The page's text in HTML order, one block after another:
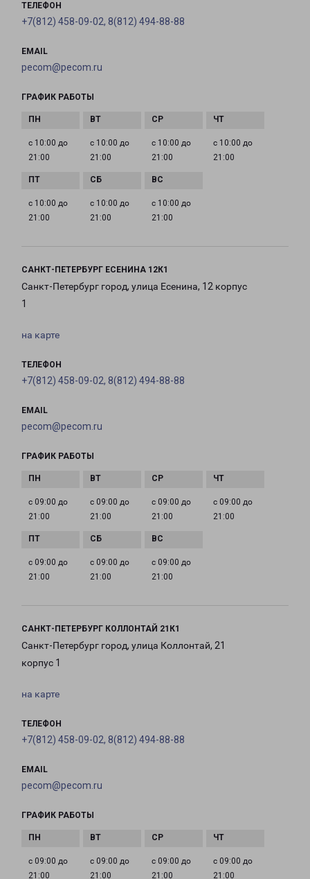
ТЕЛЕФОН
+7(812) 458-09-02, 8(812) 494-88-88
EMAIL
pecom@pecom.ru
ГРАФИК РАБОТЫ
с 10:00 до
21:00
с 10:00 до
21:00
с 10:00 до
21:00
с 10:00 до
21:00
с 10:00 до
21:00
с 10:00 до
21:00
с 10:00 до
21:00
САНКТ-ПЕТЕРБУРГ ЕСЕНИНА 12К1
Санкт-Петербург город, улица Есенина, 12 корпус
1
на карте
ТЕЛЕФОН
+7(812) 458-09-02, 8(812) 494-88-88
EMAIL
pecom@pecom.ru
ГРАФИК РАБОТЫ
с 09:00 до
21:00
с 09:00 до
21:00
с 09:00 до
21:00
с 09:00 до
21:00
с 09:00 до
21:00
с 09:00 до
21:00
с 09:00 до
21:00
САНКТ-ПЕТЕРБУРГ КОЛЛОНТАЙ 21К1
Санкт-Петербург город, улица Коллонтай, 21
корпус 1
на карте
ТЕЛЕФОН
+7(812) 458-09-02, 8(812) 494-88-88
EMAIL
pecom@pecom.ru
ГРАФИК РАБОТЫ
с 09:00 до
21:00
с 09:00 до
21:00
с 09:00 до
21:00
с 09:00 до
21:00